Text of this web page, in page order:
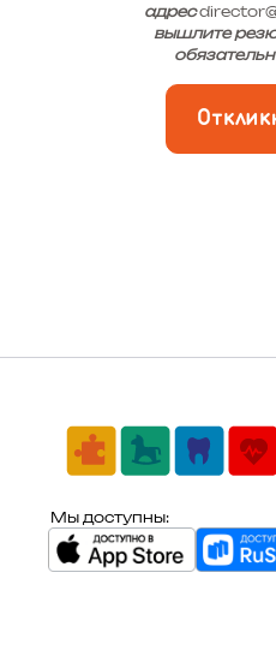
адрес
вышлите
Мы доступны: